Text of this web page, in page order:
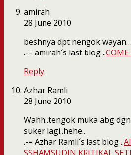
amirah
28 June 2010
beshnya dpt nengok
.-= amirah´s last blog ..
Reply
Azhar Ramli
28 June 2010
Wahh..tengok muka abg
suker lagi..hehe..
.-= Azhar Ramli´s last blog ..
SSHAMSUDIN KRITIKAL